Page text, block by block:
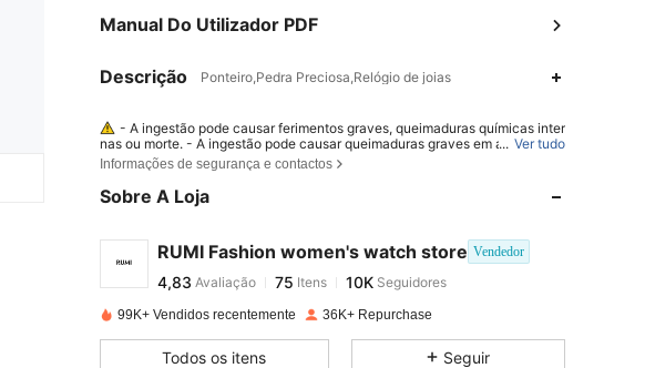
Manual Do Utilizador PDF
Descrição Ponteiro,Pedra Preciosa,Relógio de joias
- A ingestão pode causar ferimentos graves, queimaduras químicas inter
nas ou morte. - A ingestão pode causar queimaduras graves em apenas 2 h
oras. - Se houver suspeita de ingestão ou inserção de uma pilha em qualqu
er parte do corpo, procure atendimento médico imediatamente. - Mantenha
pilhas novas e usadas longe do alcance de crianças. - Certifique-se de que
o compartimento da pilha esteja sempre bem fechado.
... Ver tudo
Informações de segurança e contactos
Sobre A Loja
RUMI Fashion women's watch store Vendedor
4,83 75 10K
4,83
j***5pago 1 dia atrás
4,83 75 10K
99K+ Vendidos recentemente 36K+ Repurchase
Todos os itens Seguir